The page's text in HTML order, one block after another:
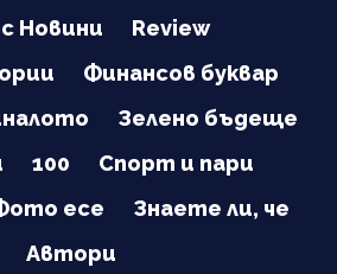
Новини
Review
Финансов буквар
Зелено бъдеще
100
Спорт и пари
есе
Знаете ли, че
Автори